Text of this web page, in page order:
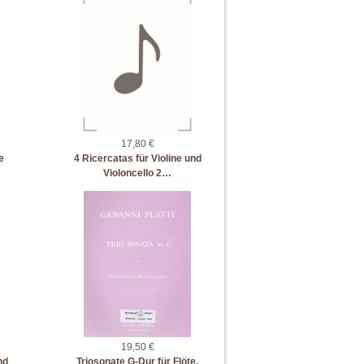
17,80 €
4 Ricercatas für Violine und
Violoncello 2…
19,50 €
Triosonate G-Dur für Flöte,